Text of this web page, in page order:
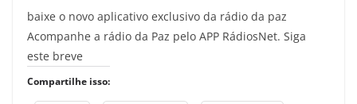
baixe o novo aplicativo exclusivo da rádio da paz
Acompanhe a rádio da Paz pelo APP RádiosNet. Siga
este breve
Compartilhe isso: